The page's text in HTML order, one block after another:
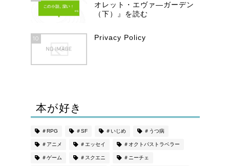
オレット・エヴァ―ガーデン
（下）』を読む
10 Privacy Policy
本が好き
＃RPG ＃SF ＃いじめ ＃うつ病
＃アニメ ＃エッセイ ＃オクトパストラベラー
＃ゲーム ＃スクエニ ＃ニーチェ